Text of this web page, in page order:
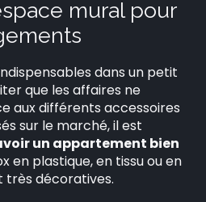
mural pour
dans un petit
que les affaires ne
aux différents accessoires
sur le marché, il est
un appartement bien
en plastique, en tissu ou en
très décoratives.